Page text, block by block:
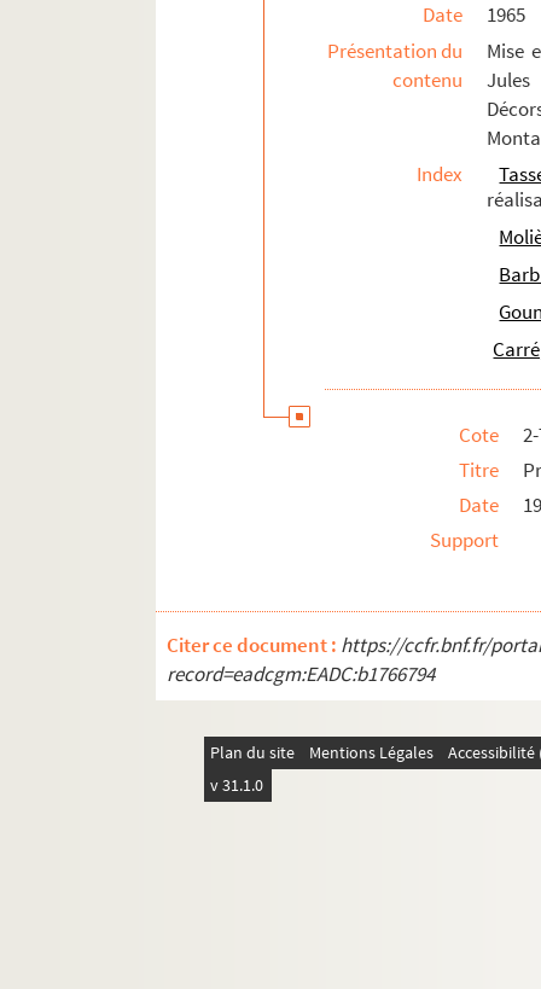
Années 1980-1989
Scénographies d'expositions
Date
1965
Présentation du
contenu
Mise
Jules
Index
Cote
Titre
Date
Support
Citer ce document : https://ccfr.bnf.fr/
record=eadcgm:EADC:b1766794
Plan du site Mentions Légales
v 31.1.0